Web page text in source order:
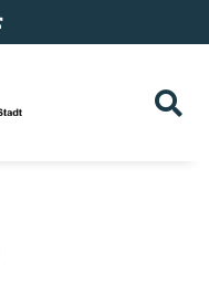
(External Link)